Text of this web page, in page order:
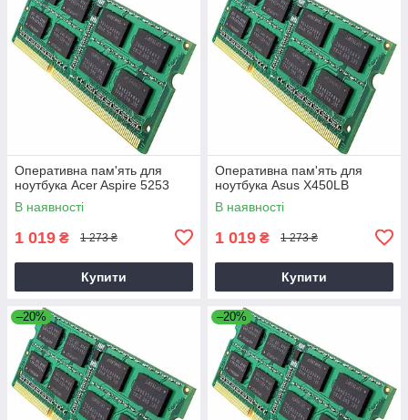
Оперативна пам'ять для
ноутбука Acer Aspire 5253
В наявності
1 019 ₴ 1 273 ₴
Купити
Оперативна пам'ять для
ноутбука Asus X450LB
В наявності
1 019 ₴ 1 273 ₴
Купити
–20% –20%